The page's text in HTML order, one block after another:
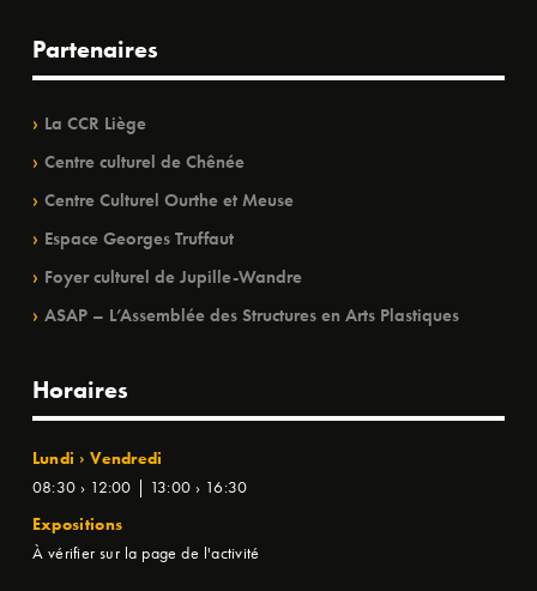
Partenaires
La CCR Liège
Centre culturel de Chênée
Centre Culturel Ourthe et Meuse
Espace Georges Truffaut
Foyer culturel de Jupille-Wandre
ASAP – L’Assemblée des Structures en Arts Plastiques
Horaires
Lundi › Vendredi
08:30 › 12:00 | 13:00 › 16:30
Expositions
À vérifier sur la page de l'activité